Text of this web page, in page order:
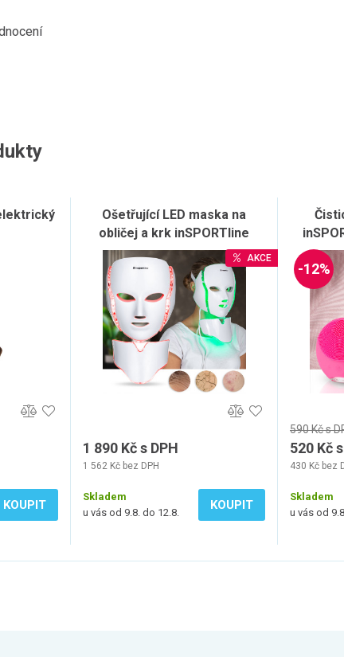
KOUPIT
Ošetřující LED maska na
obličej a krk inSPORTline
Hilmana, do sítě
AKCE
1 890 Kč s DPH
1 562 Kč bez DPH
Skladem
u vás od 9.8. do 12.8.
KOUPIT
-12%
590 Kč s
520 Kč
430 Kč bez
Skladem
u vás od